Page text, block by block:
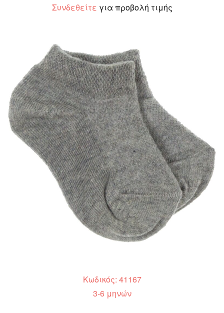
Συνδεθείτε για προβολή τιμής
Κωδικός: 41167
3-6 μηνών